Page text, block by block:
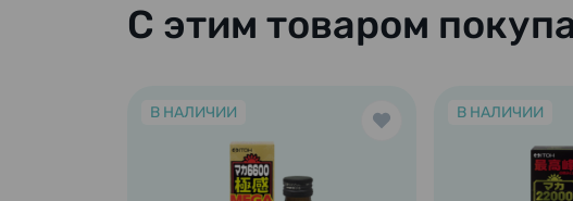
С этим товаром
В НАЛИЧИИ В НАЛИЧИИ